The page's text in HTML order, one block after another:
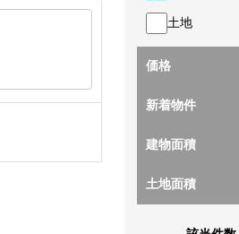
土地
価格
新着物件
建物面積
土地面積